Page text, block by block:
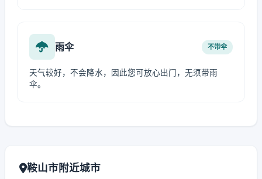
雨伞 不带伞
天气较好，不会降水，因此您可放心出门，无须带雨
伞。
鞍山市附近城市